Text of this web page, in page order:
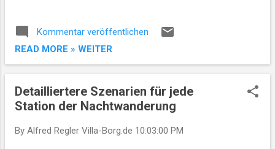
CDU, was für eine ungewöhnliche Mischung
sorgte. Sie hatten sich versammelt, um
gemeinsam gegen Extremismus und gegen
unterschiedlichen politischen Ansichten
teilten sie das Ziel, ein friedliches und
respektvolles Miteinander in der Gesellschaft
Kommentar veröffentlichen
READ MORE » WEITER
Detailliertere Szenarien für jede
Station der Nachtwanderung
By Alfred Regler Villa-Borg.de 10:03:00 PM